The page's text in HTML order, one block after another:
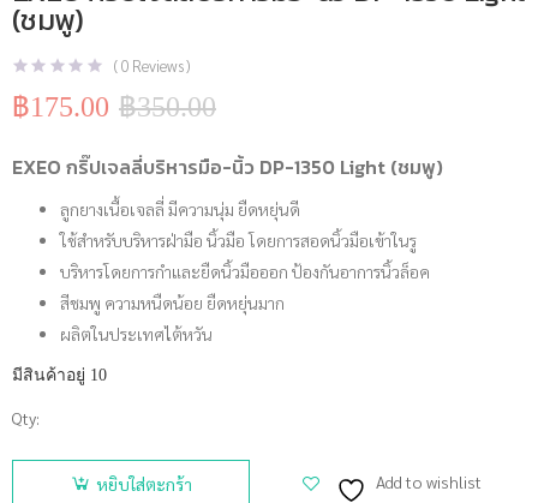
(ชมพู)
(0 Reviews )
฿350.00
Original
฿350.00.
฿175.00
Current
฿175.00.
EXEO กริ๊ปเจลลี่บริหารมือ-นิ้ว DP-1350 Light (ชมพู)
ลูกยางเนื้อเจลลี่ มีความนุ่ม ยืดหยุ่นดี
ใช้สำหรับบริหารฝ่ามือ นิ้วมือ โดยการสอดนิ้วมือเข้าในรู
บริหารโดยการกำและยืดนิ้วมือออก ป้องกันอาการนิ้วล็อค
สีชมพู ความหนืดน้อย ยืดหยุ่นมาก
ผลิตในประเทศไต้หวัน
มีสินค้าอยู่ 10
Qty:
จำนวน
EXEO กริ๊ป
หยิบใส่ตะกร้า Add to wishlist